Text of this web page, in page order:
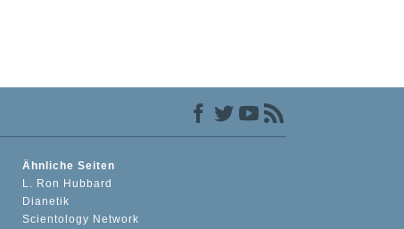
Ähnliche Seiten
L. Ron Hubbard
Dianetik
Scientology Network